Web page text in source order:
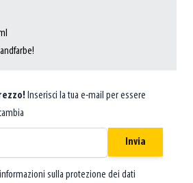
Inserisci la tua e-mail per essere
Invia
sulla protezione dei dati